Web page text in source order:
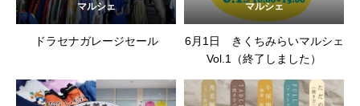
マルシェ
ドラセナガレージセール
マルシェ
6月1日 きくちみらいマルシェ
Vol.1（終了しました）